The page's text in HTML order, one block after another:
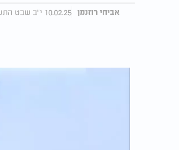
אביחי רוזנמן 10.02.25 י"ב שבט התשפ"ה